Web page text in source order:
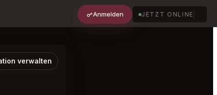
Anmelden JETZT ONLINE
verwalten